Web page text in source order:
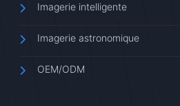
Imagerie intelligente
Imagerie astronomique
OEM/ODM